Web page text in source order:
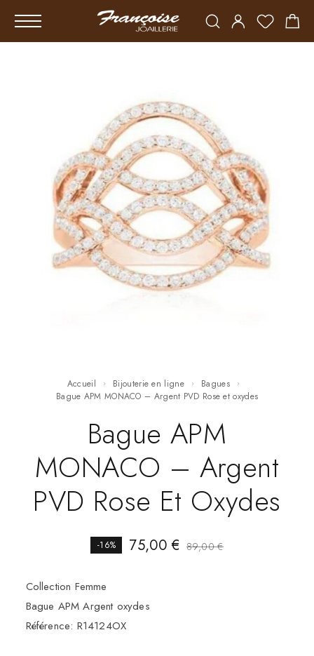
Accueil Bijouterie en ligne
Bagues
Bague APM MONACO – Argent PVD Rose et oxydes
Bague APM
MONACO – Argent
PVD Rose Et Oxydes
-16% 89,00€
75,00€
Collection Femme
Bague APM Argent oxydes
Référence: R14124OX